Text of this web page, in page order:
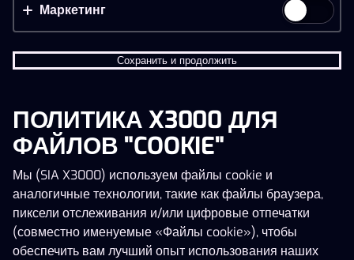
Эта игра недоступна как демо-версия.
Пожалуйста, авторизуйся, чтобы играть в
эту игру на реальные деньги.
Маркетинг
Сохранить и продолжить
ПОЛИТИКА X3000 ДЛЯ
ФАЙЛОВ "COOKIE"
Мы (SIA X3000) используем файлы cookie и
аналогичные технологии, такие как файлы браузера,
пиксели отслеживания и/или цифровые отпечатки
(совместно именуемые «Файлы cookie»), чтобы
обеспечить вам лучший опыт использования наших